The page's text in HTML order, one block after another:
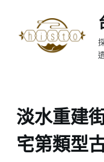
至
淡水重建
宅第類型